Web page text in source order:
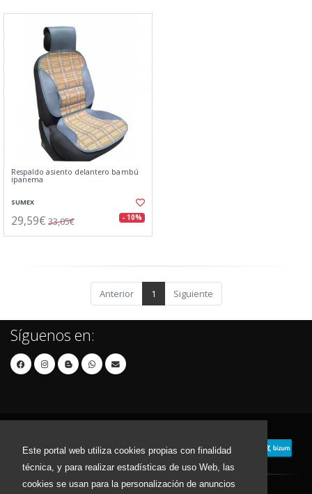
Este portal web utiliza cookies propias con finalidad
técnica, y para realizar estadísticas de uso Web, las
cookies se usan para la personalización de anuncios
Respaldo asiento delantero bambú
ipanema
SUMEX
29,59€ 33,05€ - 10%
Anterior 1 Siguiente
Síguenos en: